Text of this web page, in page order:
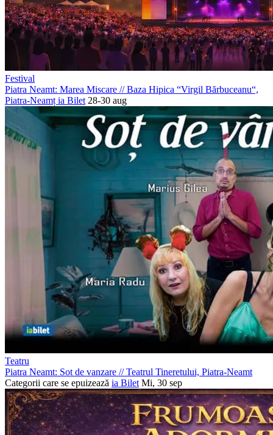
Festival
Piatra Neamt: Marea Miscare //Baza Hipica “Virgil Bărbuceanu“,
Piatra-Neamț ia Bilet 28-30 aug
Teatru
Piatra Neamt: Sot de vanzare //Teatrul Tineretului, Piatra-Neamt
Categorii care se epuizează ia Bilet Mi, 30 sep